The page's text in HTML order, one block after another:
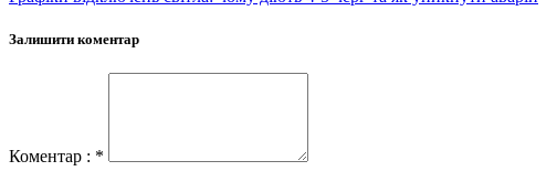
Залишити коментар
Коментар : *